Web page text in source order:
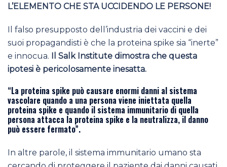
L’ELEMENTO CHE STA UCCIDENDO LE PERSONE!
Il falso presupposto dell’industria dei vaccini e dei
suoi propagandisti è che la proteina spike sia “inerte”
e innocua. Il Salk Institute dimostra che questa
ipotesi è pericolosamente inesatta.
“La proteina spike può causare enormi danni al sistema
vascolare quando a una persona viene iniettata quella
proteina spike e quando il sistema immunitario di quella
persona attacca la proteina spike e la neutralizza, il danno
può essere fermato”.
In altre parole, il sistema immunitario umano sta